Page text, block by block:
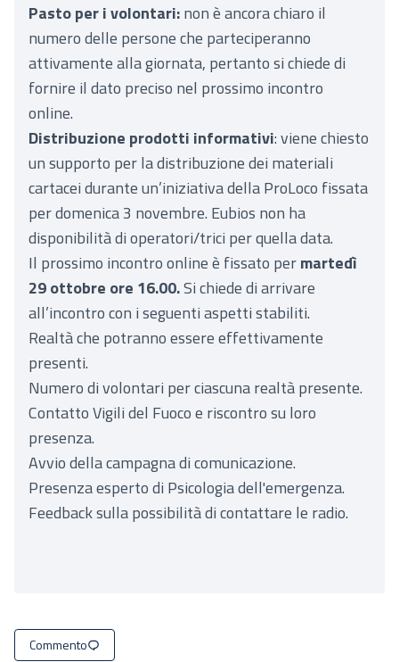
Pasto per i volontari:non è ancora chiaro il
numero delle persone che parteciperanno
attivamente alla giornata, pertanto si chiede di
fornire il dato preciso nel prossimo incontro
online.
Distribuzione prodotti informativi: viene chiesto
un supporto per la distribuzione dei materiali
cartacei durante un’iniziativa della ProLoco fissata
per domenica 3 novembre. Eubios non ha
disponibilità di operatori/trici per quella data.
Il prossimo incontro online è fissato permartedì
29 ottobre ore 16.00.Si chiede di arrivare
all’incontro con i seguenti aspetti stabiliti.
Realtà che potranno essere effettivamente
presenti.
Numero di volontari per ciascuna realtà presente.
Contatto Vigili del Fuoco e riscontro su loro
presenza.
Avvio della campagna di comunicazione.
Presenza esperto di Psicologia dell'emergenza.
Feedback sulla possibilità di contattare le radio.
Commento